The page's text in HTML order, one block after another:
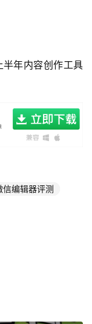
年内容创作工具
编辑器评测